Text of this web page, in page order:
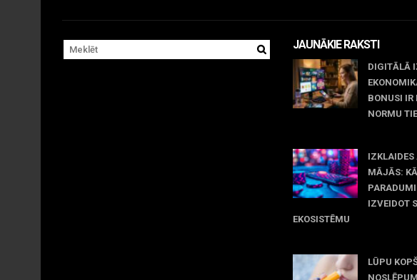
JAUNĀKIE RAKSTI
DIGITĀLĀ
BONUSI IR
NORMU
MĀJĀS:
IZVEIDOT
EKOSISTĒMU
LŪPU